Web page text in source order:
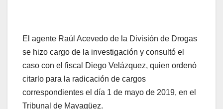
El agente Raúl Acevedo de la División de Drogas
se hizo cargo de la investigación y consultó el
caso con el fiscal Diego Velázquez, quien ordenó
citarlo para la radicación de cargos
correspondientes el día 1 de mayo de 2019, en el
Tribunal de Mayagüez.